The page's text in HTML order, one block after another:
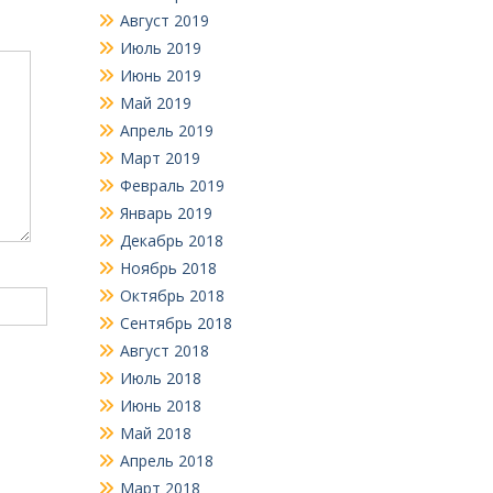
Август 2019
Июль 2019
Июнь 2019
Май 2019
Апрель 2019
Март 2019
Февраль 2019
Январь 2019
Декабрь 2018
Ноябрь 2018
Октябрь 2018
Сентябрь 2018
Август 2018
Июль 2018
Июнь 2018
Май 2018
Апрель 2018
Март 2018